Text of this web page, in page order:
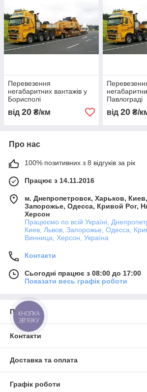
Перевезення
негабаритних вантажів у
Борисполі
від 20 ₴/км
Павлограді
від 20₴/
Про нас
100% позитивних з 8 відгуків за рік
Працює з 14.11.2016
м. Днепропетровск, Харьков,
Запорожье, Одесса, Кривой Рог,
Херсон
Працюємо по всій Україні,
Киев, Львов, Запорожье, Одесса,
Винница, Херсон, Україна
Контакти
Сьогодні працює з 08:00 до 17:00
Показати весь графік роботи
Про нас
Контакти
Доставка та оплата
Графік роботи
КНОПКА
ЗВ'ЯЗКУ